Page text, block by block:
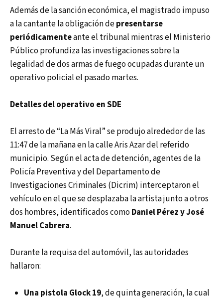
Además de la sanción económica, el magistrado impuso
a la cantante la obligación depresentarse
periódicamenteante el tribunal mientras el Ministerio
Público profundiza las investigaciones sobre la
legalidad de dos armas de fuego ocupadas durante un
operativo policial el pasado martes.
Detalles del operativo en SDE
El arresto de “La Más Viral” se produjo alrededor de las
11:47 de la mañana en la calle Aris Azar del referido
municipio. Según el acta de detención, agentes de la
Policía Preventiva y del Departamento de
Investigaciones Criminales (Dicrim) interceptaron el
vehículo en el que se desplazaba la artista junto a otros
dos hombres, identificados comoDaniel Pérez y José
Manuel Cabrera.
Durante la requisa del automóvil, las autoridades
hallaron:
Una pistola Glock 19, de quinta generación, la cual